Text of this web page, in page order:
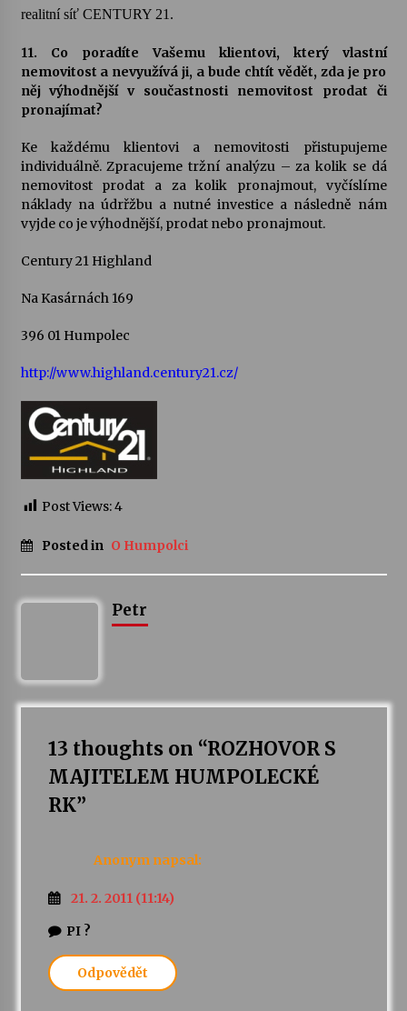
realitní síť CENTURY 21.
11. Co poradíte Vašemu klientovi, který vlastní
nemovitost a nevyužívá ji, a bude chtít vědět, zda je pro
něj výhodnější v součastnosti nemovitost prodat či
pronajímat?
Ke každému klientovi a nemovitosti přistupujeme
individuálně. Zpracujeme tržní analýzu – za kolik se dá
nemovitost prodat a za kolik pronajmout, vyčíslíme
náklady na údrřžbu a nutné investice a následně nám
vyjde co je výhodnější, prodat nebo pronajmout.
Century 21 Highland
Na Kasárnách 169
396 01 Humpolec
http://www.highland.century21.cz/
Post Views:4
Posted in O Humpolci
Petr
13 thoughts on “ROZHOVOR S
MAJITELEM HUMPOLECKÉ
RK”
Anonym napsal:
21. 2. 2011 (11:14)
PI ?
Odpovědět